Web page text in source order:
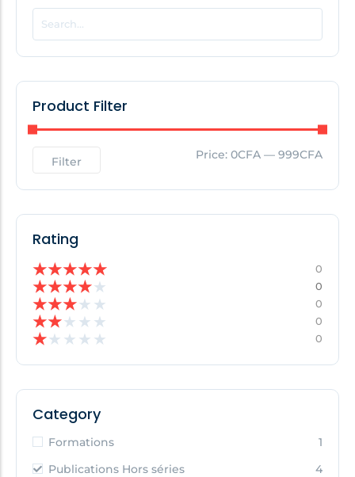
POPULAR THIS WEEK
No Posts Found!
No Posts Found!
Product Filter
Filter Price: 0CFA — 999CFA
Rating
★★★★★ 0
★★★★★ 0
★★★★ ★ 0
★★★ ★ ★ 0
★★ ★ ★ ★ 0
Category
Formations
1
Publications Hors séries
4